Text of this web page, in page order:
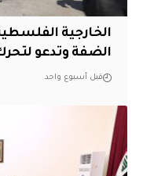
الخارجية
الضفة وتدعو
قبل أسبوع واحد